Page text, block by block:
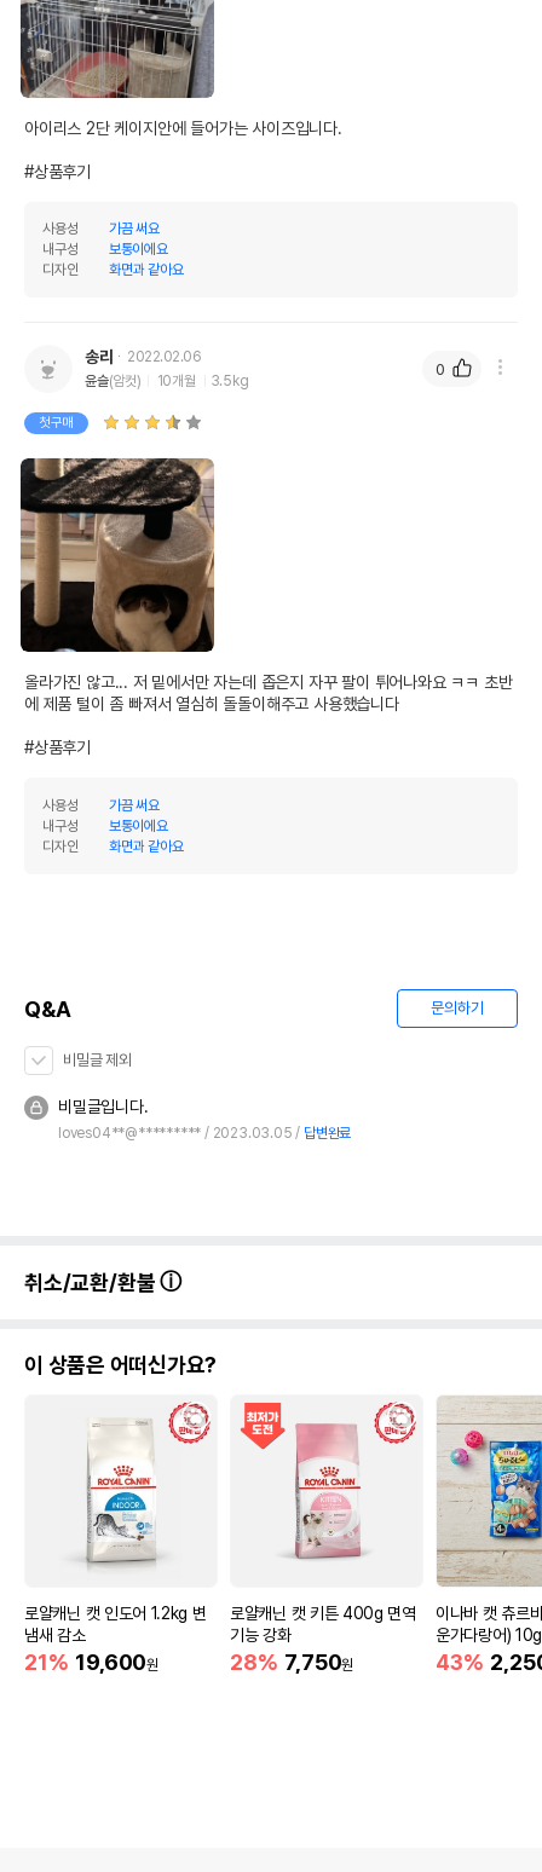
상품 필수 정보
품명 및 모델명
법에 의한 인증,허가 등을
받았음을 확인할수 있는
경우 그에 대한 사항
제조국 또는 원산지
제조자,수입품의 경우
수입자를 함께 표기
또는 소비자상담 관련
전화번호
어바웃펫//1644-9601
아이리스 2단 케이지안에 들어가는 사이즈입니다.
#상품후기
사용성
가끔 써요
내구성
보통이에요
디자인
화면과 같아요
송리
2022.02.06
윤슬(암컷) 10개월 3.5kg
첫구매
올라가진 않고... 저 밑에서만 자는데 좁은지 자꾸 팔이 튀어나와요 ㅋㅋ 초반
에 제품 털이 좀 빠져서 열심히 돌돌이해주고 사용했습니다
#상품후기
사용성
가끔 써요
내구성
보통이에요
디자인
화면과 같아요
0
Q&A 문의하기
비밀글 제외
비밀글입니다.
loves04**@********* 2023.03.05 답변완료
취소/교환/환불
이 상품은 어떠신가요?
로얄캐닌 캣 인도어 1.2kg 변
냄새 감소
21% 19,600원
로얄캐닌 캣 키튼 400g 면역
기능 강화
28% 7,750원
이나바 캣 츄르
운가다랑어)
C-273)
43%